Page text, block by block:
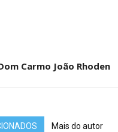
Carmo João Rhoden
Mais do autor